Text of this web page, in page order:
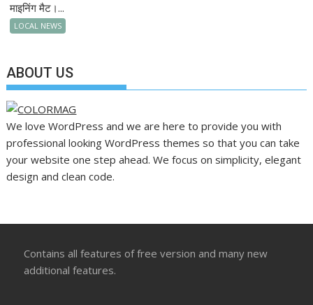
माइनिंग मैट।...
LOCAL NEWS
ABOUT US
We love WordPress and we are here to provide you with
professional looking WordPress themes so that you can take
your website one step ahead. We focus on simplicity, elegant
design and clean code.
Contains all features of free version and many new
additional features.